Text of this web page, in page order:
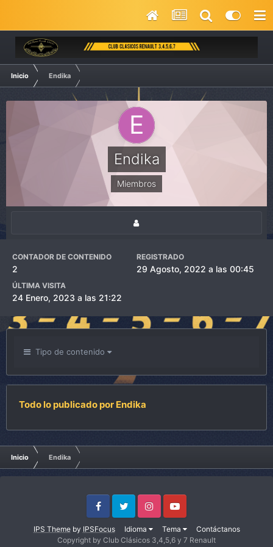
Inicio Endika
Endika
Miembros
CONTADOR DE CONTENIDO
2
REGISTRADO
29 Agosto, 2022 a las 00:45
ÚLTIMA VISITA
24 Enero, 2023 a las 21:22
Tipo de contenido
Todo lo publicado por Endika
Inicio Endika
IPS Themeby IPSFocus Idioma Tema Contáctanos
FacebookTwitter InstagramYoutube
Copyright by Club Clásicos 3,4,5,6 y 7 Renault